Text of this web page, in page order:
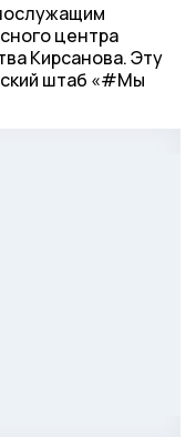
центра
Кирсанова. Эту
штаб «#Мы